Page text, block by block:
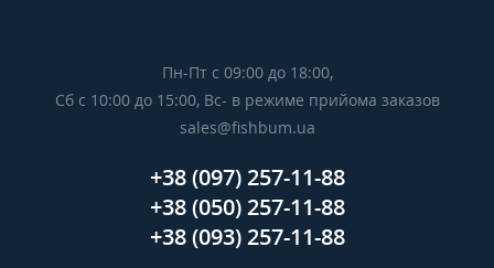
Пн-Пт с 09:00 до 18:00,
Сб с 10:00 до 15:00, Вс- в режиме прийома заказов
sales@fishbum.ua
+38 (097) 257-11-88
+38 (050) 257-11-88
+38 (093) 257-11-88